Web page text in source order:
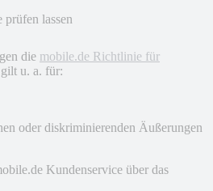
lassen
die mobile.de Richtlinie für
u. a. für:
oder diskriminierenden Äußerungen
Kundenservice über das